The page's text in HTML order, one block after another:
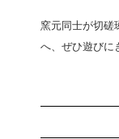
窯元同士が切磋
へ、ぜひ遊びに